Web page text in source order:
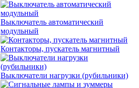
Выключатель автоматический
модульный
Контакторы, пускатель магнитный
Выключатели нагрузки (рубильники)